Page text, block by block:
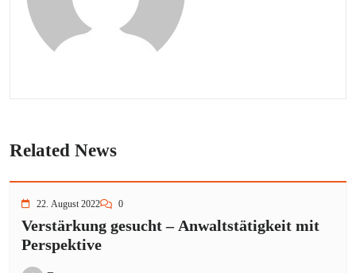
Related News
22. August 2022 0
Verstärkung gesucht – Anwaltstätigkeit mit
Perspektive